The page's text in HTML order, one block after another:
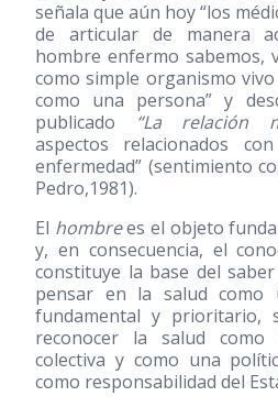
señala que aún hoy “los
de articular de manera
hombre enfermo sabemos,
como simple organismo
como una persona” y
publicado
“La relación
aspectos relacionados
enfermedad” (sentimiento
Pedro,1981).
El hombrees el objeto
y, en consecuencia, el
constituye la base del
pensar en la salud como
fundamental y prioritario,
reconocer la salud como
colectiva y como una
como responsabilidad del